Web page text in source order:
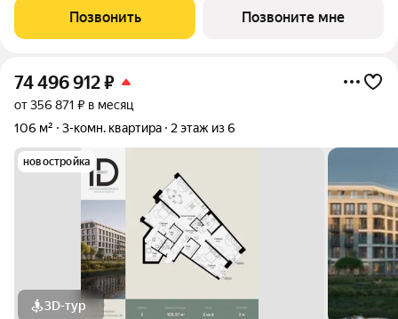
виды на Иоанновский монастырь и реку Карповку. В пешей
доступности метро
Позвонить Позвоните мне
74 496 912₽
от 356 871 ₽ в месяц
106 м²
3-комн. квартира 2 этаж из 6
новостройка
3D-тур